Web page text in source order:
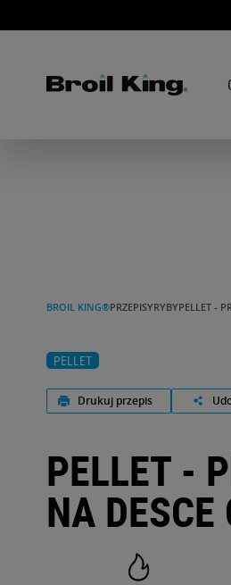
BROIL KING®PRZEPISYRYBYPELLET -
PELLET
Drukuj przepis
PELLET -
NA DESCE